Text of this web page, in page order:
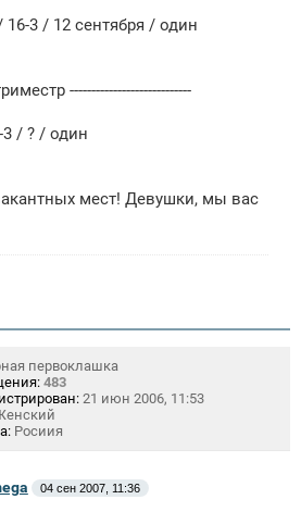
3 / 12 сентября / один
----------------------------
/ ? / один
мест! Девушки, мы вас
первоклашка
483
21 июн 2006, 11:53
Росиия
04 сен 2007, 11:36